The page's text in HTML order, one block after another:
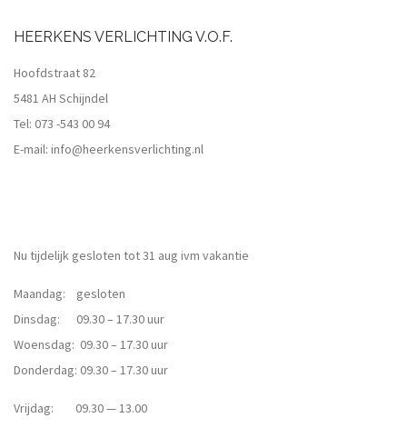
HEERKENS VERLICHTING V.O.F.
Hoofdstraat 82
5481 AH Schijndel
Tel: 073 -543 00 94
E-mail: info@heerkensverlichting.nl
Nu tijdelijk gesloten tot 31 aug ivm vakantie
Maandag: gesloten
Dinsdag: 09.30 – 17.30 uur
Woensdag: 09.30 – 17.30 uur
Donderdag: 09.30 – 17.30 uur
Vrijdag: 09.30 — 13.00